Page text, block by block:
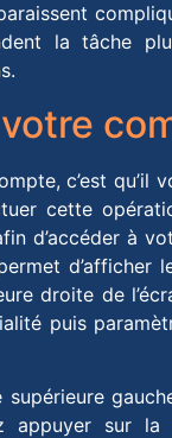
la tâche
c’est qu’il
cette
d’accéder à
d’afficher
droite de
puis
appuyer sur